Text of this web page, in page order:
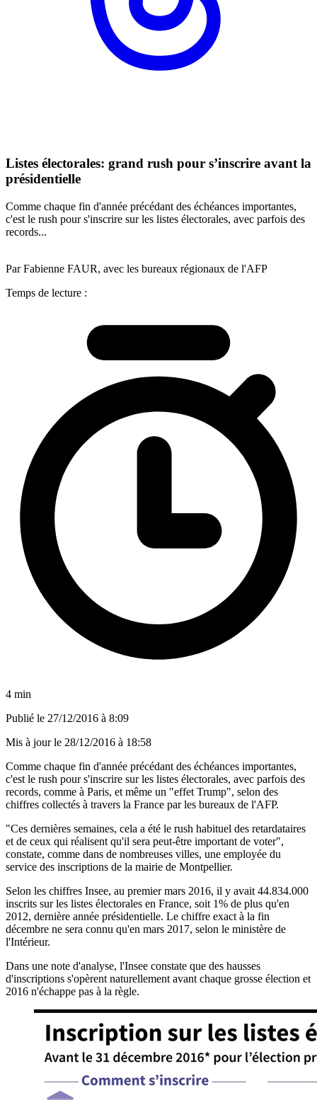
Listes électorales: grand rush pour s’inscrire avant la
présidentielle
Comme chaque fin d'année précédant des échéances importantes,
c'est le rush pour s'inscrire sur les listes électorales, avec parfois des
records...
Par Fabienne FAUR, avec les bureaux régionaux de l'AFP
Temps de lecture :
4 min
Publié le 27/12/2016 à 8:09
Mis à jour le 28/12/2016 à 18:58
Comme chaque fin d'année précédant des échéances importantes,
c'est le rush pour s'inscrire sur les listes électorales, avec parfois des
records, comme à Paris, et même un "effet Trump", selon des
chiffres collectés à travers la France par les bureaux de l'AFP.
"Ces dernières semaines, cela a été le rush habituel des retardataires
et de ceux qui réalisent qu'il sera peut-être important de voter",
constate, comme dans de nombreuses villes, une employée du
service des inscriptions de la mairie de Montpellier.
Selon les chiffres Insee, au premier mars 2016, il y avait 44.834.000
inscrits sur les listes électorales en France, soit 1% de plus qu'en
2012, dernière année présidentielle. Le chiffre exact à la fin
décembre ne sera connu qu'en mars 2017, selon le ministère de
l'Intérieur.
Dans une note d'analyse, l'Insee constate que des hausses
d'inscriptions s'opèrent naturellement avant chaque grosse élection et
2016 n'échappe pas à la règle.